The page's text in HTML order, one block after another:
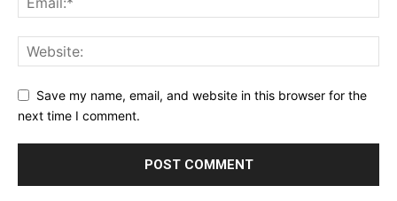
Save my name, email, and website in this browser for the
next time I comment.